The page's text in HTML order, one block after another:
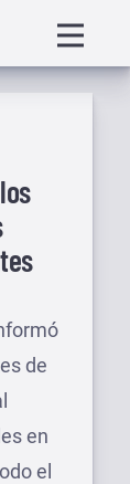
menu
de
en
el